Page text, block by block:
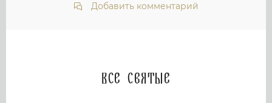
Добавить комментарий
Все святые